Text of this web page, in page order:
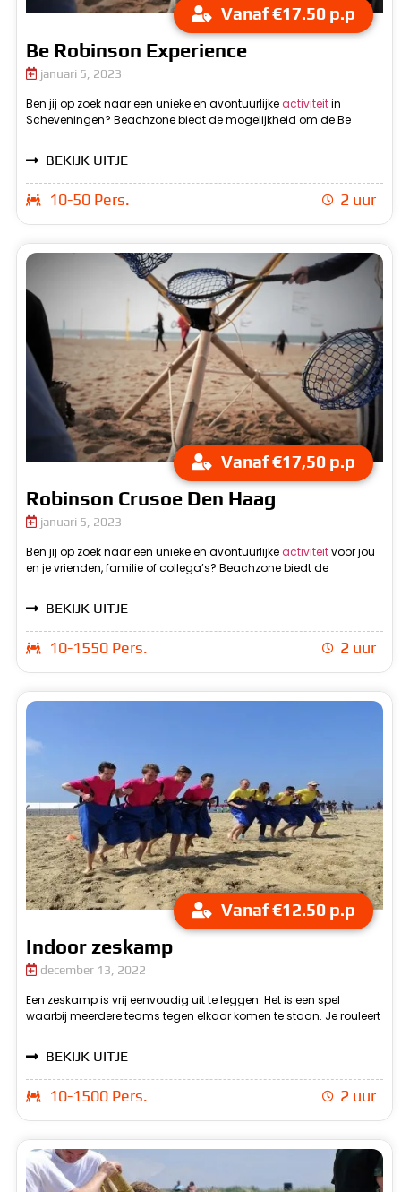
Vanaf €17.50 p.p
Be Robinson Experience
januari 5, 2023
Ben jij op zoek naar een unieke en avontuurlijkeactiviteitin
Scheveningen? Beachzone biedt de mogelijkheid om de Be
Robinson Experience te beleven. Tijdens deze activiteit zul je
samen met je groep op een onbewoond eiland aan land gaan
BEKIJK UITJE
10-50 Pers. 2 uur
Vanaf €17,50 p.p
Robinson Crusoe Den Haag
januari 5, 2023
Ben jij op zoek naar een unieke en avontuurlijkeactiviteitvoor jou
en je vrienden, familie of collega’s? Beachzone biedt de
mogelijkheid om de Robinson Crusoe Den Haag ervaring te
beleven in Den Haag. Tijdens deze activiteit zul je samen met je
groep op een onbewoond eiland aan land gaan en de
BEKIJK UITJE
10-1550 Pers. 2 uur
Vanaf €12.50 p.p
Indoor zeskamp
december 13, 2022
Een zeskamp is vrij eenvoudig uit te leggen. Het is een spel
waarbij meerdere teams tegen elkaar komen te staan. Je rouleert
zolang, tot dat ieder team tegenover elkaar heeft gestaan. Het
heet dan een zeskamp, omdat er dan gebruikt wordt gemaakt
BEKIJK UITJE
10-1500 Pers. 2 uur